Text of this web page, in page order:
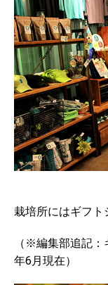
栽培所にはギフト
（ ※編集部追記：
年6月現在）